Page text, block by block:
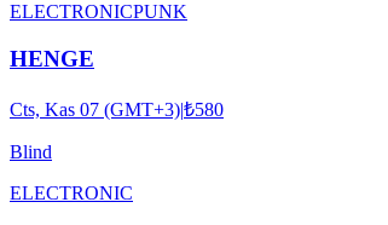
ELECTRONICPUNK
HENGE
Cts, Kas 07 (GMT+3)|₺580
Blind
ELECTRONIC